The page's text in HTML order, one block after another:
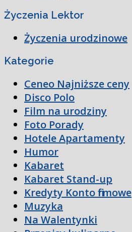
Życzenia Lektor
Życzenia urodzinowe
Kategorie
Ceneo Najniższe ceny
Disco Polo
Film na urodziny
Foto Porady
Hotele Apartamenty
Humor
Kabaret
Kabaret Stand-up
Kredyty Konto firmowe
Muzyka
Na Walentynki